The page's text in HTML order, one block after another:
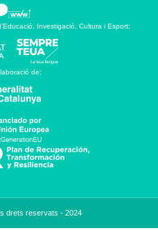
Investigació, Cultura i Esport:
de:
drets reservats - 2024